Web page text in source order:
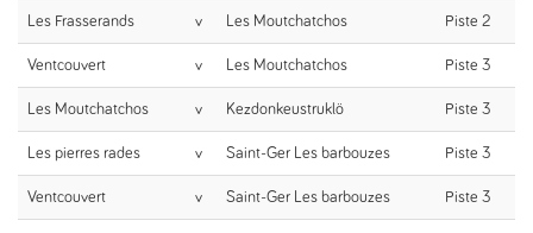
Les Frasserands v Les Moutchatchos Piste 2
Ventcouvert v Les Moutchatchos Piste 3
Les Moutchatchos v Kezdonkeustruklö Piste 3
Les pierres rades v Saint-Ger Les barbouzes Piste 3
Ventcouvert v Saint-Ger Les barbouzes Piste 3